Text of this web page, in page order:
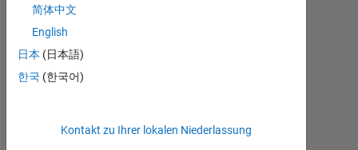
0
简体中文
English
日本 (日本語)
한국 (한국어)
Kontakt zu Ihrer lokalen Niederlassung